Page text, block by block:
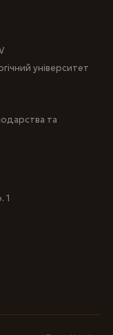
університет
та
1